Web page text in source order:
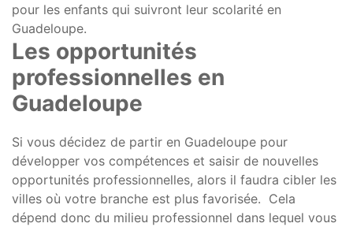
pour les enfants qui suivront leur scolarité en
Guadeloupe.
Les opportunités
professionnelles en
Guadeloupe
Si vous décidez de partir en Guadeloupe pour
développer vos compétences et saisir de nouvelles
opportunités professionnelles, alors il faudra cibler les
villes où votre branche est plus favorisée. Cela
dépend donc du milieu professionnel dans lequel vous